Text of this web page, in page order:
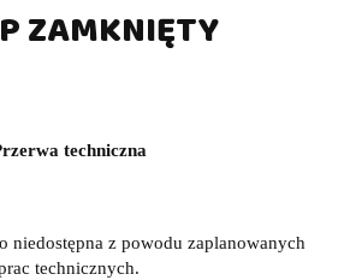
ZAMKNIĘTY
techniczna
niedostępna z powodu zaplanowanych
technicznych.